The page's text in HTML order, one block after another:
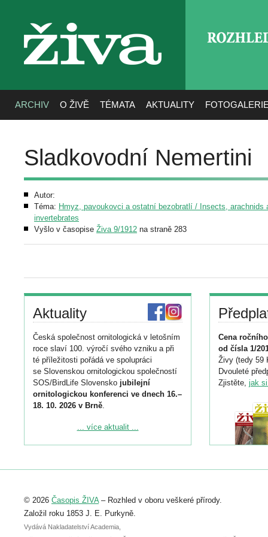
živa
ARCHIV O ŽIVĚ TÉMATA AKTUALITY
Sladkovodní Nemertini
Autor:
Téma: Hmyz, pavoukovci a ostatní bezobratlí / Insects, arachnids
invertebrates
Vyšlo v časopise Živa 9/1912 na straně 283
Aktuality
Česká společnost ornitologická v letošním
roce slaví 100. výročí svého vzniku a při
té příležitosti pořádá ve spolupráci
se Slovenskou ornitologickou společností
SOS/BirdLife Slovensko jubilejní
ornitologickou konferenci ve dnech 16.–
18. 10. 2026 v Brně.
Podrobnější informace ke konferenci
Registrovat se můžete do 6. září.
abstraktu přihlášené přednášky nebo
posteru je už 30. června.
... více aktualit ...
Cena
od čísla 1/
Živy (tedy 59
Dvouleté
Zjistěte, jak
© 2026 Časopis ŽIVA– Rozhled v oboru veškeré přírody.
Založil roku 1853 J. E. Purkyně.
Vydává Nakladatelství Academia,